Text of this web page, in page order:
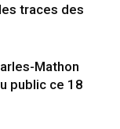
traces des
Mathon
public ce 18